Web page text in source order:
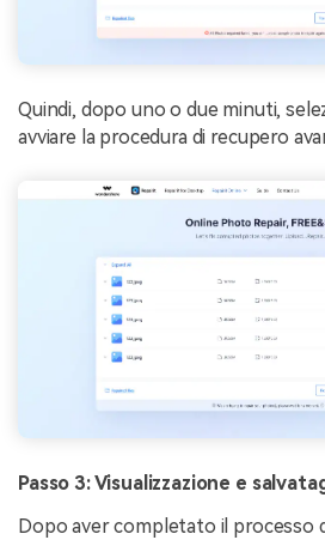
Quindi, dopo uno o due minuti,
avviare la procedura di recupero
Passo 3: Visualizzazione e
Dopo aver completato il processo